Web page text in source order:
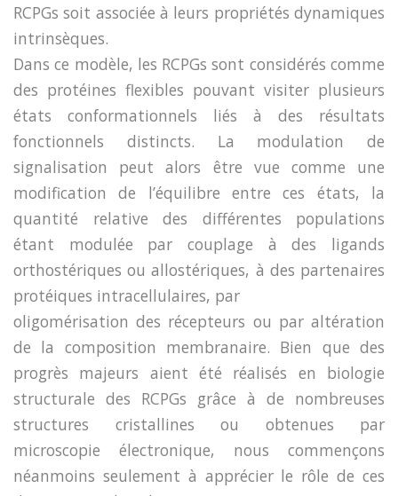
RCPGs soit associée à leurs propriétés dynamiques
intrinsèques.
Dans ce modèle, les RCPGs sont considérés comme
des protéines flexibles pouvant visiter plusieurs
états conformationnels liés à des résultats
fonctionnels distincts. La modulation de
signalisation peut alors être vue comme une
modification de l’équilibre entre ces états, la
quantité relative des différentes populations
étant modulée par couplage à des ligands
orthostériques ou allostériques, à des partenaires
protéiques intracellulaires, par
oligomérisation des récepteurs ou par altération
de la composition membranaire. Bien que des
progrès majeurs aient été réalisés en biologie
structurale des RCPGs grâce à de nombreuses
structures cristallines ou obtenues par
microscopie électronique, nous commençons
néanmoins seulement à apprécier le rôle de ces